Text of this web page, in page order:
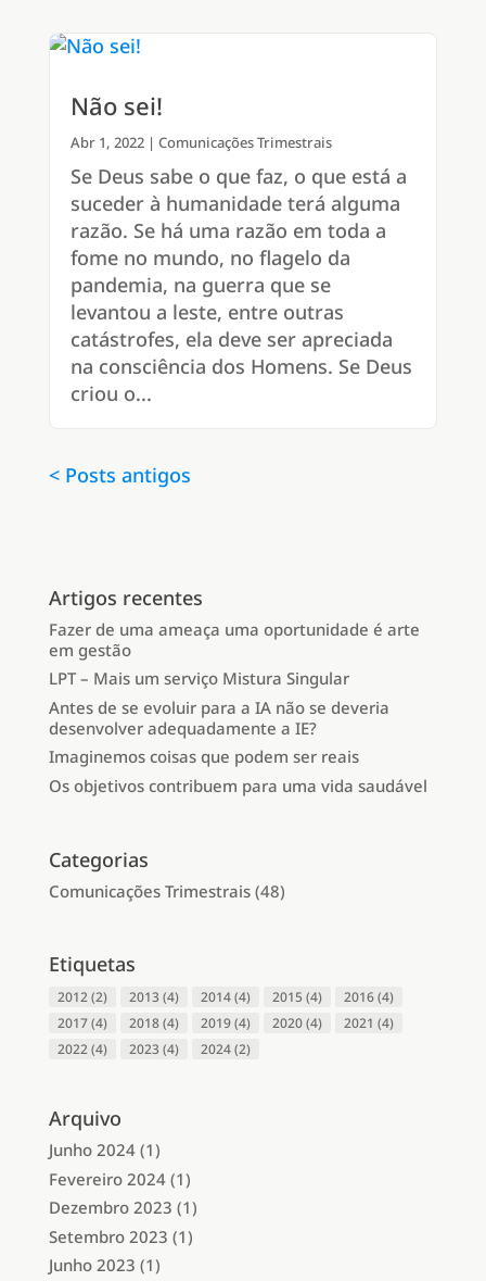
Não sei!
Abr 1, 2022| Comunicações Trimestrais
Se Deus sabe o que faz, o que está a
suceder à humanidade terá alguma
razão. Se há uma razão em toda a
fome no mundo, no flagelo da
pandemia, na guerra que se
levantou a leste, entre outras
catástrofes, ela deve ser apreciada
na consciência dos Homens. Se Deus
criou o...
Artigos recentes
Fazer de uma ameaça uma oportunidade é arte
em gestão
LPT – Mais um serviço Mistura Singular
Antes de se evoluir para a IA não se deveria
desenvolver adequadamente a IE?
Imaginemos coisas que podem ser reais
Os objetivos contribuem para uma vida saudável
Categorias
Comunicações Trimestrais(48)
Etiquetas
2012(2) 2013(4) 2014(4) 2015 (4) 2016(4)
2017(4) 2018(4) 2019(4) 2020(4) 2021 (4)
2022(4) 2023(4) 2024(2)
Arquivo
Junho 2024(1)
Fevereiro 2024(1)
Dezembro 2023 (1)
Setembro 2023 (1)
Junho 2023 (1)